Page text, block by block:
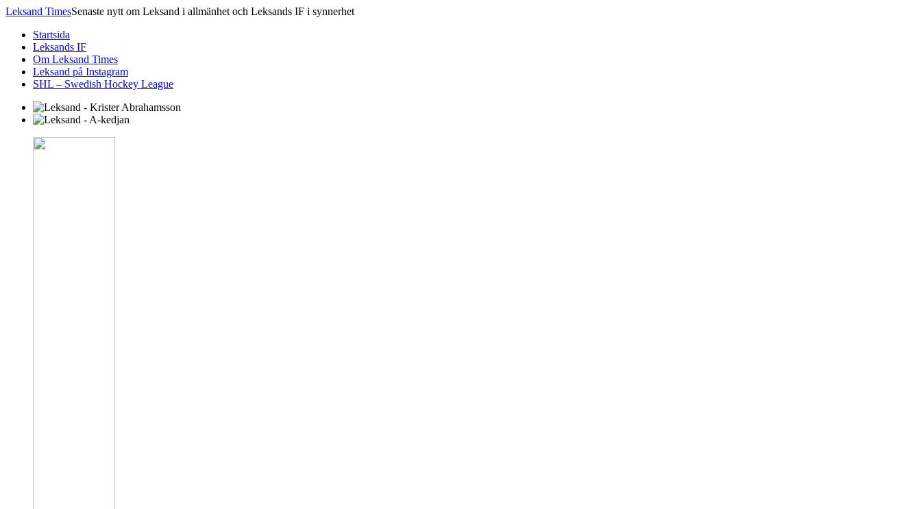
Leksand TimesSenaste nytt om Leksand i allmänhet och Leksands IF i synnerhet
Startsida
Leksands IF
Om Leksand Times
Leksand på Instagram
SHL – Swedish Hockey League